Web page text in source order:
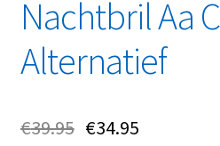
Nachtbril Aa
Alternatief
€39.95 €34.95